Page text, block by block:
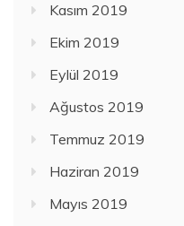
Kasım 2019
Ekim 2019
Eylül 2019
Ağustos 2019
Temmuz 2019
Haziran 2019
Mayıs 2019